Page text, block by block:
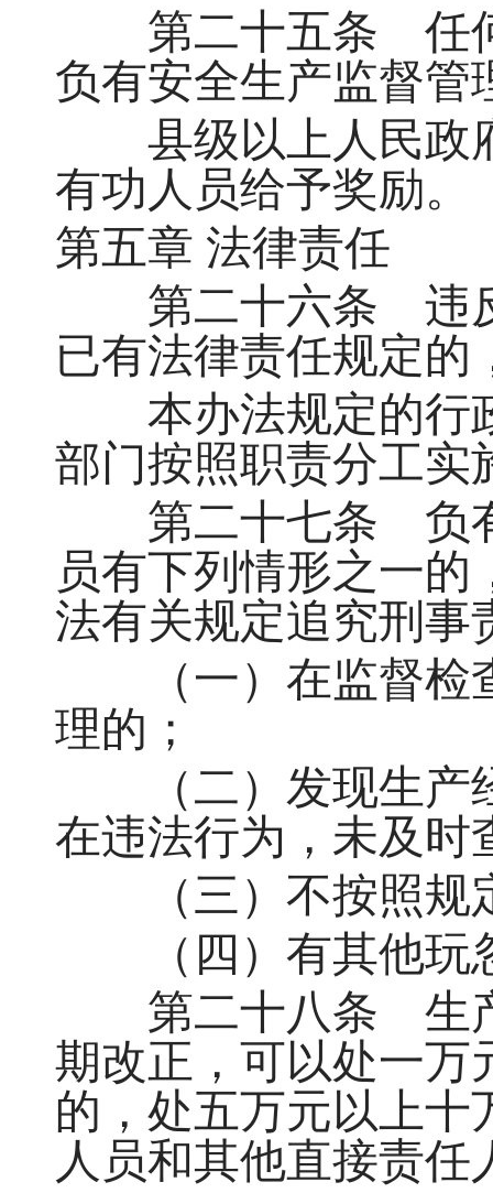
第二十五条 任何
负有安全生产监督管
县级以上人民政府
有功人员给予奖励。
第五章 法律责任
第二十六条 违反
已有法律责任规定的
本办法规定的行政
部门按照职责分工实
第二十七条 负有
员有下列情形之一
法有关规定追究刑事
（一）在监督检查
理的；
（二）发现生产经
在违法行为，未及时
（三）不按照规
（四）有其他玩忽
第二十八条 生产
期改正，可以处一万
的，处五万元以上十
人员和其他直接责